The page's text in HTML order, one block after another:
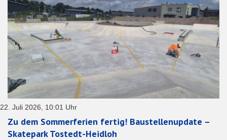
22. Juli 2026, 10:01 Uhr
Zu dem Sommerferien fertig! Baustellenupdate –
Skatepark Tostedt-Heidloh